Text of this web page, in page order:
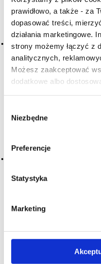
prawidłowo, a także - za
dopasować treści,
działania marketingowe.
strony możemy łączyć z
analitycznych,
Możesz zaakceptować
dodatkowe albo
zgody
Niezbędne
Preferencje
Statystyka
Marketing
Czy masz
Archiwum
popiół
2016-05-10